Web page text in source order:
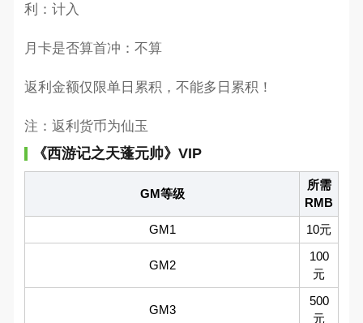
利：计入
月卡是否算首冲：不算
返利金额仅限单日累积，不能多日累积！
注：返利货币为仙玉
《西游记之天蓬元帅》VIP
GM等级
所需
RMB
GM1
10元
GM2
100
元
GM3
500
元